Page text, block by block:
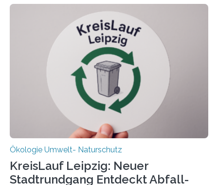
Oldenburg befassen sich insbesondere damit, wie ein
Ökosystem gedeiht – und wie sich dieser Prozess
verlässlich prognostizieren lässt. Grünes Licht für
„DynaCom“: Die Deutsche Forschungsgemeinschaft
(DFG) fördert das Anfang 2019 gestartete
Forschungsprojekt an der Universität Oldenburg für
zwei weitere Jahre mit rund 1,2 Millionen Euro. „Wir
freuen uns sehr über…
Ökologie Umwelt- Naturschutz
KreisLauf Leipzig: Neuer
Stadtrundgang Entdeckt Abfall-